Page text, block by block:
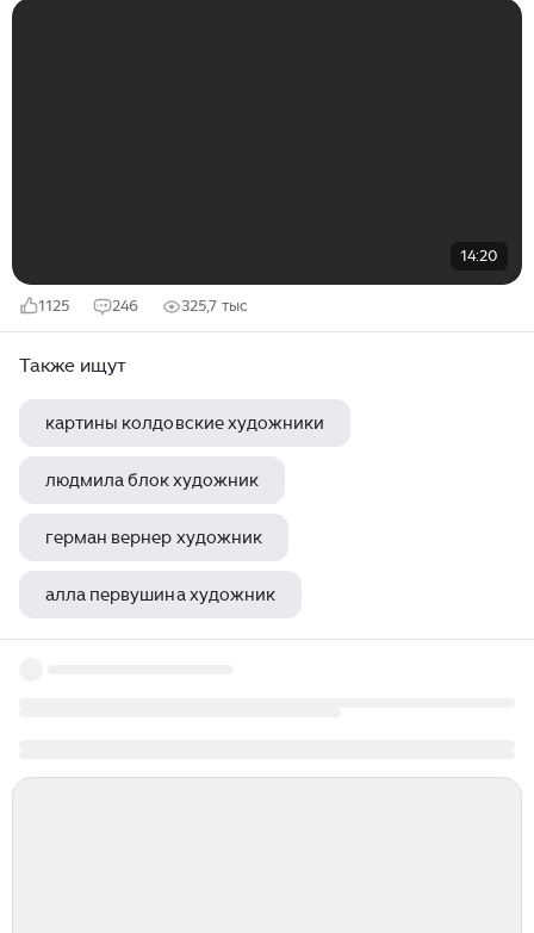
14:20
1125 246 325,7 тыс
Также ищут
картины колдовские художники
людмила блок художник
герман вернер художник
алла первушина художник